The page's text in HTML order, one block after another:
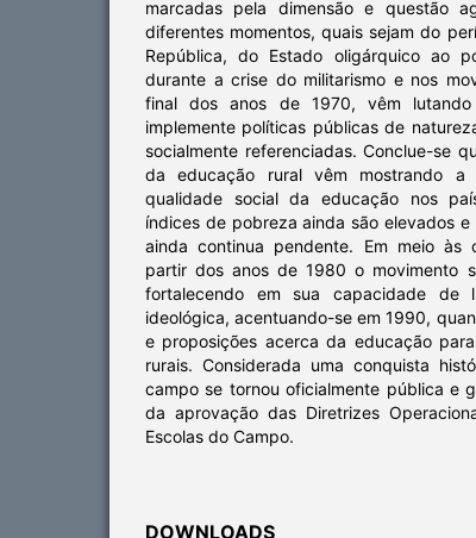
marcadas pela dimensão e questão
diferentes momentos, quais sejam do
República, do Estado oligárquico ao
durante a crise do militarismo e nos
final dos anos de 1970, vêm
implemente políticas públicas de
socialmente referenciadas. Conclue-se
da educação rural vêm mostrando a
qualidade social da educação nos
índices de pobreza ainda são elevados
ainda continua pendente. Em meio às
partir dos anos de 1980 o movimento
fortalecendo em sua capacidade de
ideológica, acentuando-se em 1990,
e proposições acerca da educação
rurais. Considerada uma conquista
campo se tornou oficialmente pública e
da aprovação das Diretrizes
Escolas do Campo.
DOWNLOADS